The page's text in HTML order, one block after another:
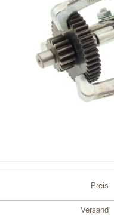
Preis
Versand